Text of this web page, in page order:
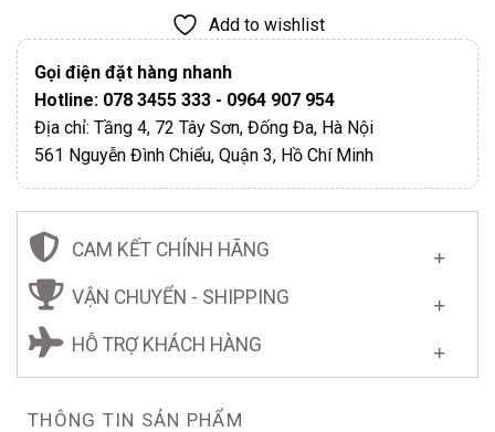
Add to wishlist
Gọi điện đặt hàng nhanh
Hotline: 078 3455 333 - 0964 907 954
Địa chỉ: Tầng 4, 72 Tây Sơn, Đống Đa, Hà Nội
561 Nguyễn Đình Chiểu, Quận 3, Hồ Chí Minh
CAM KẾT CHÍNH HÃNG
VẬN CHUYỂN - SHIPPING
HỖ TRỢ KHÁCH HÀNG
THÔNG TIN SẢN PHẨM